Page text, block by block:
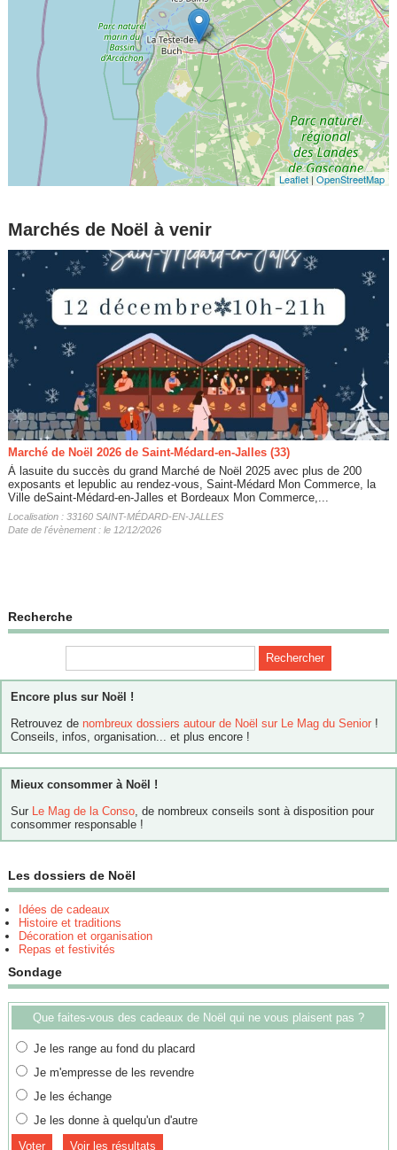
Leaflet |OpenStreetMap
Marchés de Noël à venir
Marché de Noël 2026 de Saint-Médard-en-Jalles (33)
À lasuite du succès du grand Marché de Noël 2025 avec plus de 200
exposants et lepublic au rendez-vous, Saint-Médard Mon Commerce, la
Ville deSaint-Médard-en-Jalles et Bordeaux Mon Commerce,...
Localisation : 33160 SAINT-MÉDARD-EN-JALLES
Date de l'évènement : le 12/12/2026
Recherche
Encore plus sur Noël !
Retrouvez de nombreux dossiers autour de Noël sur Le Mag du Senior !
Conseils, infos, organisation... et plus encore !
Mieux consommer à Noël !
Sur Le Mag de la Conso, de nombreux conseils sont à disposition pour
consommer responsable !
Les dossiers de Noël
Idées de cadeaux
Histoire et traditions
Décoration et organisation
Repas et festivités
Sondage
Que faites-vous des cadeaux de Noël qui ne vous plaisent pas ?
Je les range au fond du placard
Je m'empresse de les revendre
Je les échange
Je les donne à quelqu'un d'autre
Voir les résultats